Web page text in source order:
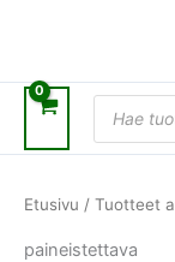
Products
search
Etusivu / Tuotteet
paineistettava